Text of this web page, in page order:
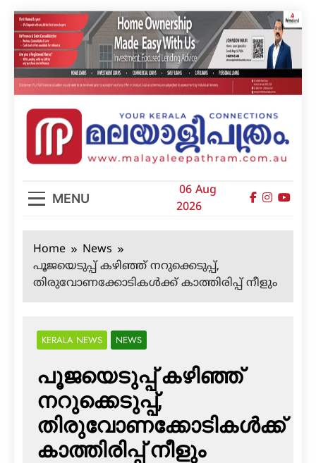
Skip
to
content
മലയാളിപത്രം
MENU
06 Aug
2026
Home
News
പൂജയെടുപ്പ് കഴിഞ്ഞ് നറുക്കെടുപ്പ്,
തിരുവോണക്കോടികള്‍ക്ക് കാത്തിരിപ്പ് നീളും
KERALA NEWS NEWS
പൂജയെടുപ്പ് കഴിഞ്ഞ്
നറുക്കെടുപ്പ്,
തിരുവോണക്കോടികള്‍ക്ക്
കാത്തിരിപ്പ് നീളും